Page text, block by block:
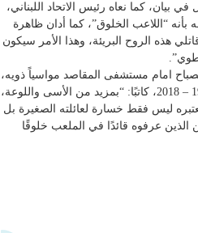
بيان، كما نعاه رئيس الاتحاد اللبناني،
بأنه “اللاعب الخلوق”، كما أدان ظاهرة
هذه الروح البريئة، وهذا الأمر سيكون
امام مستشفى المقاصد مواسياً ذويه،
حيث أمضى اللاعب بالنادي الجزء الأكبر من مسيرته الرياضية 1998 – 2018، كاتبًا: “بمزيد من الأسى واللوعة،
ليس فقط خسارة لعائلته الصغيرة بل
الذين عرفوه قائدًا في الملعب خلوقًا